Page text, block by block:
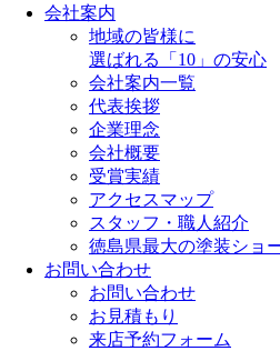
会社案内
地域の皆様に
選ばれる「10」の安心
会社案内一覧
代表挨拶
企業理念
会社概要
受賞実績
アクセスマップ
スタッフ・職人紹介
徳島県最大の塗装ショ
お問い合わせ
お問い合わせ
お見積もり
来店予約フォーム